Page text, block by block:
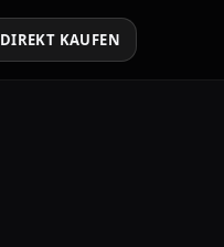
DIREKT KAUFEN